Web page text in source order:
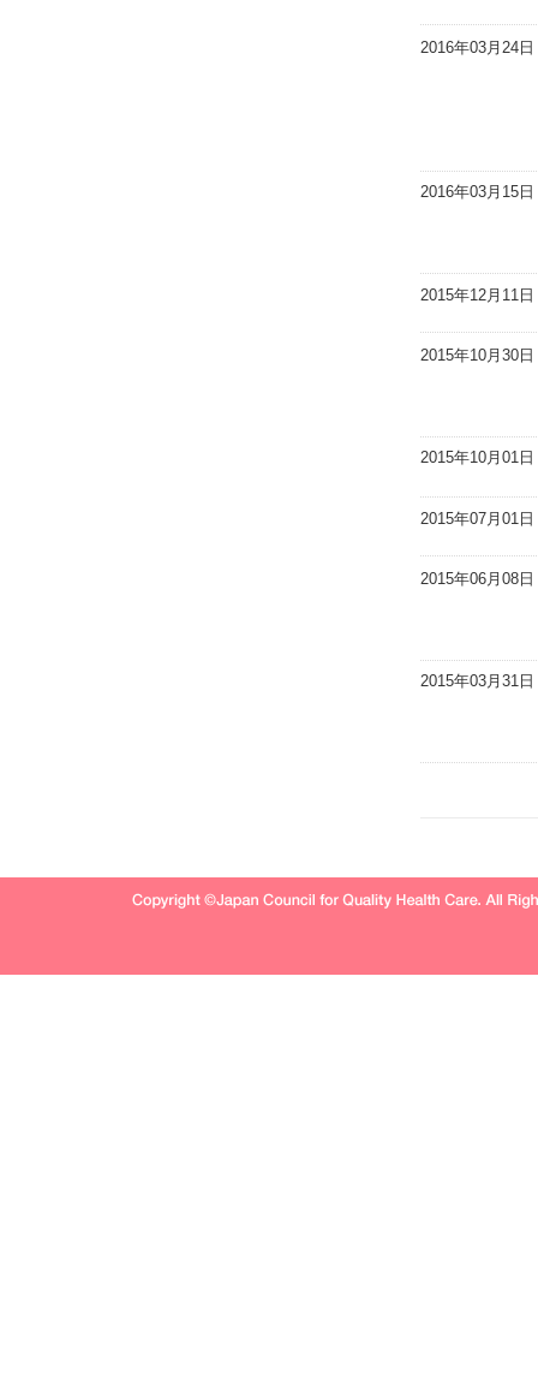
2016年03月24日
2016年03月15日
2015年12月11日
2015年10月30日
2015年10月01日
2015年07月01日
2015年06月08日
2015年03月31日